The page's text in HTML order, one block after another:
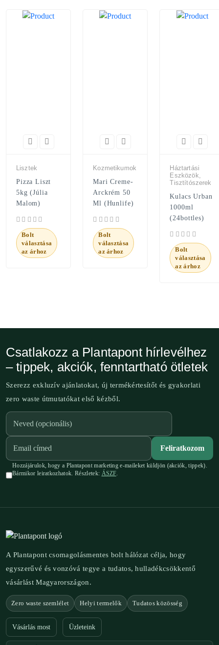
Lisztek
Pizza Liszt
5kg (Júlia
Malom)
Bolt
választása
az árhoz
Kozmetikumok
Mari Creme-
Arckrém 50
Ml (Hunlife)
Bolt
választása
az árhoz
Háztartási
Eszközök,
Tisztítószerek
Kulacs Urban
1000ml
(24bottles)
Bolt
választása
az árhoz
Csatlakozz a Plantapont hírlevélhez
– tippek, akciók, fenntartható ötletek
Szerezz exkluzív ajánlatokat, új termékértesítőt és gyakorlati
zero waste útmutatókat első kézből.
Feliratkozom
Hozzájárulok, hogy a Plantapont marketing e-maileket küldjön (akciók, tippek).
Bármikor leiratkozhatok. Részletek: ÁSZF.
A Plantapont csomagolásmentes bolt hálózat célja, hogy
egyszerűvé és vonzóvá tegye a tudatos, hulladékcsökkentő
vásárlást Magyarországon.
Zero waste szemlélet Helyi termelők Tudatos közösség
Vásárlás most Üzleteink